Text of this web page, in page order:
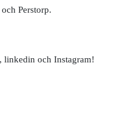
Perstorp.
linkedin och Instagram!